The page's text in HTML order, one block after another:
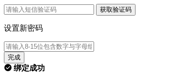
获取验证码
设置新密码
完成
绑定成功